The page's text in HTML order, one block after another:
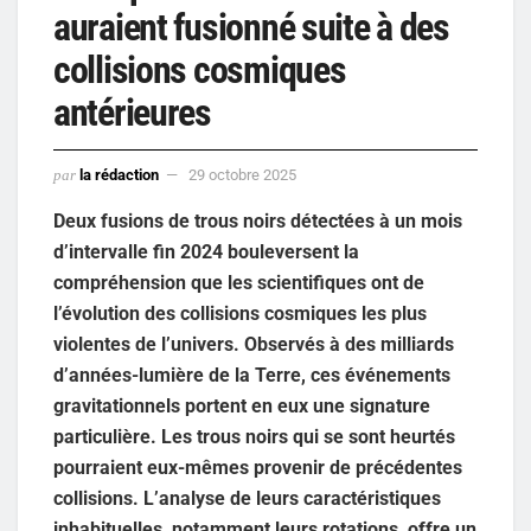
auraient fusionné suite à des
collisions cosmiques
antérieures
par la rédaction 29 octobre 2025
Deux fusions de trous noirs détectées à un mois
d’intervalle fin 2024 bouleversent la
compréhension que les scientifiques ont de
l’évolution des collisions cosmiques les plus
violentes de l’univers. Observés à des milliards
d’années-lumière de la Terre, ces événements
gravitationnels portent en eux une signature
particulière. Les trous noirs qui se sont heurtés
pourraient eux-mêmes provenir de précédentes
collisions. L’analyse de leurs caractéristiques